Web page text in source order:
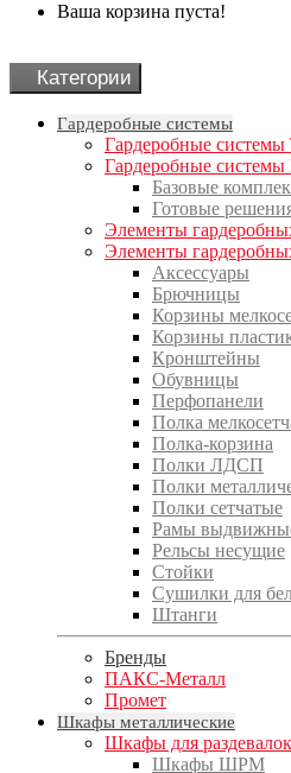
Ваша корзина пуста!
Категории
Гардеробные системы
Гардеробные
Гардеробные
Базовые
Готовые
Элементы
Элементы
Аксессуары
Брючницы
Корзины
Корзины
Кронштейны
Обувницы
Перфопанели
Полка
Полка-корзина
Полки ЛДСП
Полки
Полки сетчатые
Рамы
Рельсы несущие
Стойки
Сушилки для
Штанги
Бренды
ПАКС-Металл
Промет
Шкафы металлические
Шкафы для
Шкафы ШРМ